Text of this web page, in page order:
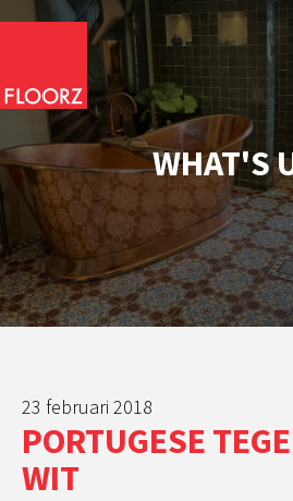
WHAT'S
23 februari 2018
PORTUGESE
WIT